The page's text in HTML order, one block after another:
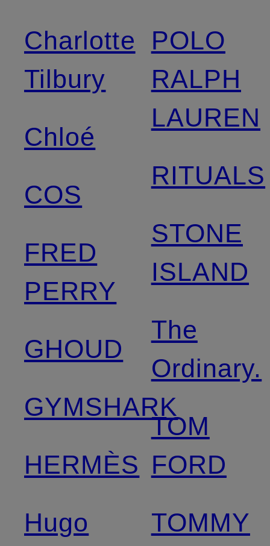
Charlotte
Tilbury
Chloé
COS
FRED
PERRY
GHOUD
GYMSHARK
HERMÈS
Hugo
POLO
RALPH
LAUREN
RITUALS
STONE
ISLAND
The
Ordinary.
TOM
FORD
TOMMY